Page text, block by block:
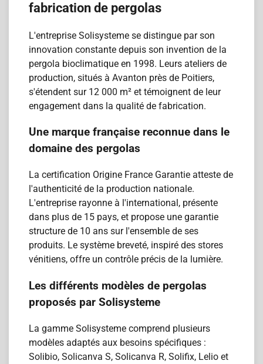
fabrication de pergolas
L'entreprise Solisysteme se distingue par son
innovation constante depuis son invention de la
pergola bioclimatique en 1998. Leurs ateliers de
production, situés à Avanton près de Poitiers,
s'étendent sur 12 000 m² et témoignent de leur
engagement dans la qualité de fabrication.
Une marque française reconnue dans le
domaine des pergolas
La certification Origine France Garantie atteste de
l'authenticité de la production nationale.
L'entreprise rayonne à l'international, présente
dans plus de 15 pays, et propose une garantie
structure de 10 ans sur l'ensemble de ses
produits. Le système breveté, inspiré des stores
vénitiens, offre un contrôle précis de la lumière.
Les différents modèles de pergolas
proposés par Solisysteme
La gamme Solisysteme comprend plusieurs
modèles adaptés aux besoins spécifiques :
Solibio, Solicanva S, Solicanva R, Solifix, Lelio et